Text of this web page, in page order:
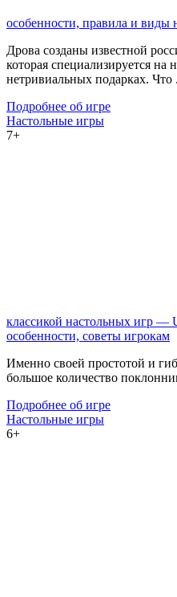
особенности, правила и виды
Дрова созданы известной
которая специализируется на
нетривиальных подарках. Что
Подробнее об игре
Настольные игры
7+
классикой настольных игр —
особенности, советы игрокам
Именно своей простотой и
большое количество
Подробнее об игре
Настольные игры
6+